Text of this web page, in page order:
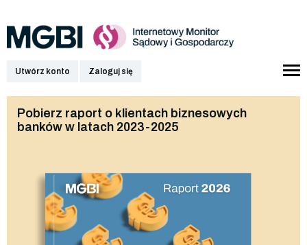
Utwórz konto Zaloguj się
Pobierz raport o klientach biznesowych
banków w latach 2023-2025